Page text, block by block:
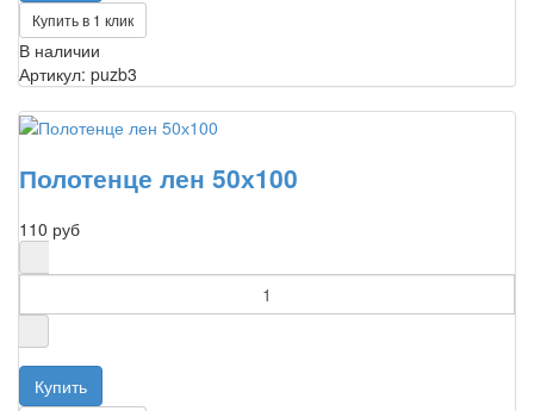
Купить в 1 клик
В наличии
Артикул: puzb3
Полотенце лен 50х100
110 руб